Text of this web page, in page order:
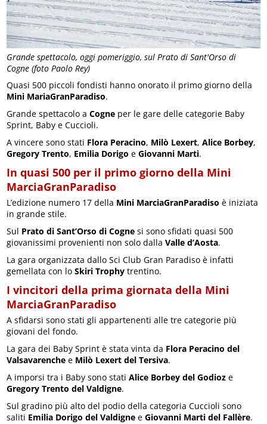
Grande spettacolo, oggi pomeriggio, sul Prato di Sant'Orso di
Cogne (foto Paolo Rey)
Quasi 500 piccoli fondisti hanno onorato il primo giorno della
Mini MariaGranParadiso.
Grande spettacolo aCogne per le gare delle categorie Baby
Sprint, Baby e Cuccioli.
A vincere sono stati Flora Peracino, Milò Lexert,Alice Borbey,
Gregory Trento, Emilia Dorigo eGiovanni Marti.
In quasi 500 per il primo giorno della Mini
MarciaGranParadiso
L’edizione numero 17 della Mini MarciaGranParadiso è iniziata
in grande stile.
Sul Prato di Sant’Orso di Cogne si sono sfidati quasi 500
giovanissimi provenienti non solo dallaValle d’Aosta.
La gara organizzata dallo Sci Club Gran Paradiso è infatti
gemellata con loSkiri Trophy trentino.
I vincitori della prima giornata della Mini
MarciaGranParadiso
A sfidarsi sono stati gli appartenenti alle tre categorie più
giovani del fondo.
La gara dei Baby Sprint è stata vinta da Flora Peracino del
Valsavarenche e Milò Lexert del Tersiva.
A imporsi tra i Baby sono statiAlice Borbey del Godioz e
Gregory Trento del Valdigne.
Sul gradino più alto del podio della categoria Cuccioli sono
saliti Emilia Dorigo del Valdigne eGiovanni Marti del Fallère.